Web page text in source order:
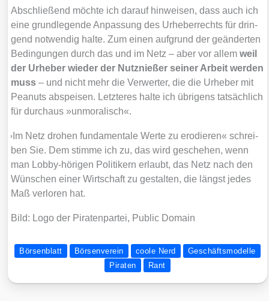
Abschlie­ßend möch­te ich dar­auf hin­wei­sen, dass auch ich
eine grund­le­gen­de Anpas­sung des Urhe­ber­rechts für drin­
gend not­wen­dig hal­te. Zum einen auf­grund der geän­der­ten
Bedin­gun­gen durch das und im Netz – aber vor allemweil
der Urhe­ber wie­der der Nutz­nie­ßer sei­ner Arbeit wer­den
muss – und nicht mehr die Ver­wer­ter, die die Urhe­ber mit
Pea­nuts abspei­sen. Letz­te­res hal­te ich übri­gens tat­säch­lich
für durch­aus »unmo­ra­lisch«.
» Im Netz dro­hen fun­da­men­ta­le Wer­te zu ero­die­ren« schrei­
ben Sie. Dem stim­me ich zu, das wird gesche­hen, wenn
man Lob­by-höri­gen Poli­ti­kern erlaubt, das Netz nach den
Wün­schen einer Wirt­schaft zu gestal­ten, die längst jedes
Maß ver­lo­ren hat.
Bild: Logo der Pira­ten­par­tei, Public Domain
Börsenblatt Börsenverein coole Nerd
Geschäftsmodelle
Piraten
Rant